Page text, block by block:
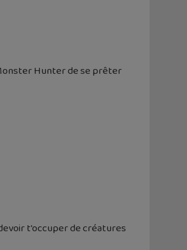
Hunter de se prêter
t'occuper de créatures